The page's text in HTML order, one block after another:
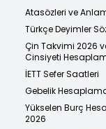
Atasözleri ve
Türkçe Deyimler
Çin Takvimi 2026
Cinsiyeti
İETT Sefer Saatleri
Gebelik
Yükselen Burç
2026